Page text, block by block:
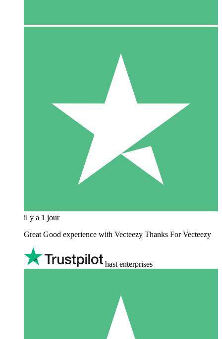
il y a 1 jour
Great Good experience with Vecteezy Thanks For Vecteezy
hast enterprises